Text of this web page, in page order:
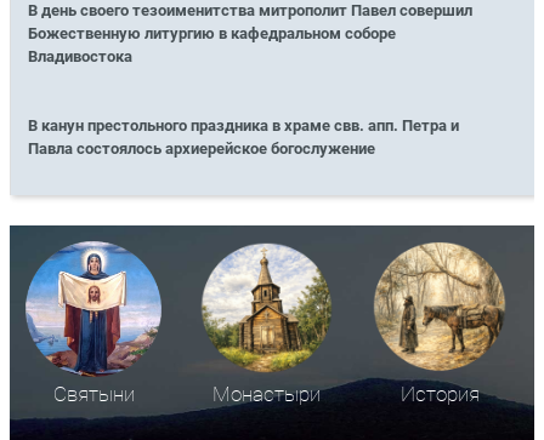
В день своего тезоименитства митрополит Павел совершил
Божественную литургию в кафедральном соборе
Владивостока
В канун престольного праздника в храме свв. апп. Петра и
Павла состоялось архиерейское богослужение
Святыни Монастыри История